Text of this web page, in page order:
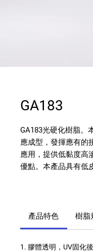
GA183
GA183光硬化樹脂。
應成型，發揮應有的
應用，提供低黏度高
優點。本產品具有低
產品特色 樹脂
1. 膠體透明， UV固化